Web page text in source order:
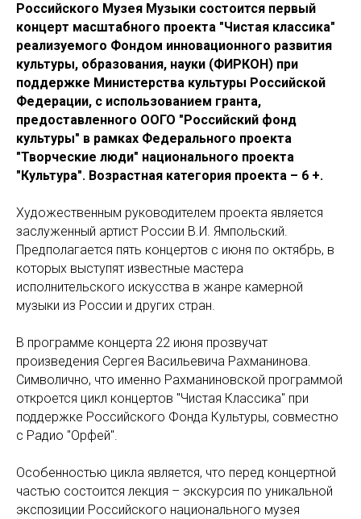
Российского Музея Музыки состоится первый
концерт масштабного проекта "Чистая классика"
реализуемого Фондом инновационного развития
культуры, образования, науки (ФИРКОН) при
поддержке Министерства культуры Российской
Федерации, с использованием гранта,
предоставленного ООГО "Российский фонд
культуры" в рамках Федерального проекта
"Творческие люди" национального проекта
"Культура". Возрастная категория проекта – 6 +.
Художественным руководителем проекта является
заслуженный артист России В.И. Ямпольский.
Предполагается пять концертов с июня по октябрь, в
которых выступят известные мастера
исполнительского искусства в жанре камерной
музыки из России и других стран.
В программе концерта 22 июня прозвучат
произведения Сергея Васильевича Рахманинова.
Символично, что именно Рахманиновской программой
откроется цикл концертов "Чистая Классика" при
поддержке Российского Фонда Культуры, совместно
с Радио "Орфей".
Особенностью цикла является, что перед концертной
частью состоится лекция – экскурсия по уникальной
экспозиции Российского национального музея